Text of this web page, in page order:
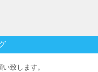
致します。